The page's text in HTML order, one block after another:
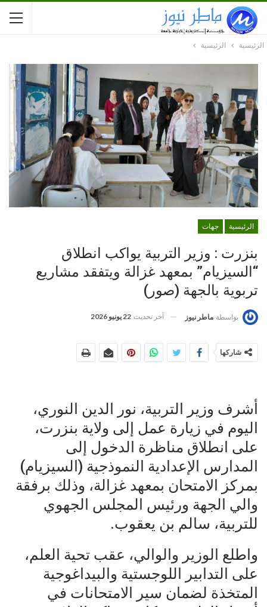
الرئيسية الرئيسية
الرئيسية جهات
بنزرت : وزير التربية يواكب انطلاق
“السيزيام” بمعهد غزالة ويتفقد مشاريع
تربوية بالجهة (صور)
بواسطة ماطر نيوز آخر تحديث 22 يونيو 2026
شاركها
أشرف وزير التربية، نور الدين النوري،
اليوم في زيارة عمل إلى ولاية بنزرت،
على انطلاق مناظرة الدخول إلى
المدارس الإعدادية النموذجية (السيزيام)
بمركز الامتحان بمعهد غزالة، وذلك برفقة
والي الجهة ورئيس المجلس الجهوي
للتربية، سالم بن يعقوب.
واطلع الوزير والوالي، عقب تحية العلم،
على التدابير اللوجستية والبيداغوجية
المتخذة لضمان سير الامتحانات في